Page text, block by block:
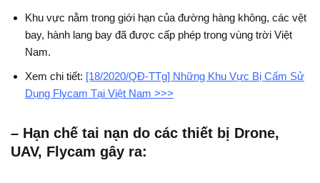
Khu vực nằm trong giới hạn của đường hàng không, các vệt
bay, hành lang bay đã được cấp phép trong vùng trời Việt
Nam.
Xem chi tiết: [18/2020/QĐ-TTg] Những Khu Vực Bị Cấm Sử
Dụng Flycam Tại Việt Nam >>>
– Hạn chế tai nạn do các thiết bị Drone,
UAV, Flycam gây ra: